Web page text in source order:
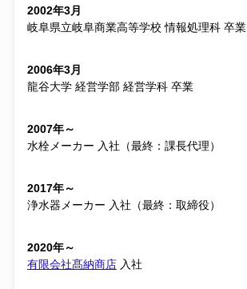
2002年3月
岐阜県立岐阜商業高等学校 情報処理科 卒業
2006年3月
龍谷大学 経営学部 経営学科 卒業
2007年～
水栓メーカー 入社（最終：課長代理）
2017年～
浄水器メーカー 入社（最終：取締役）
2020年～
有限会社髙納商店入社